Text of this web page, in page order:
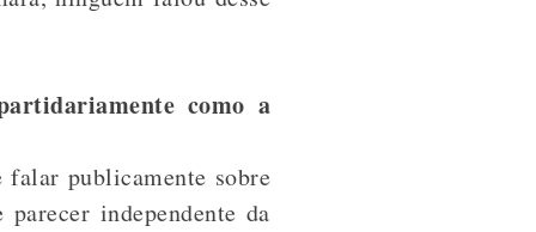
como a
falar publicamente sobre
independente da